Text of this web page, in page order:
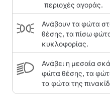
περιοχές αγοράς.
Ανάβουν τα φώτα
θέσης, τα πίσω
κυκλοφορίας.
Ανάβει η μεσαία
φώτα θέσης, τα
τα φώτα της